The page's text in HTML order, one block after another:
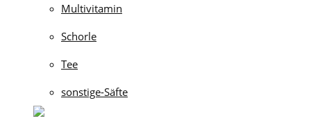
Multivitamin
Schorle
Tee
sonstige-Säfte